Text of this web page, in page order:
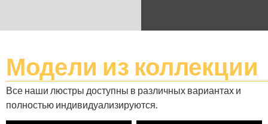
Модели из коллекции
Все наши люстры доступны в различных вариантах и ​​
полностью индивидуализируются.